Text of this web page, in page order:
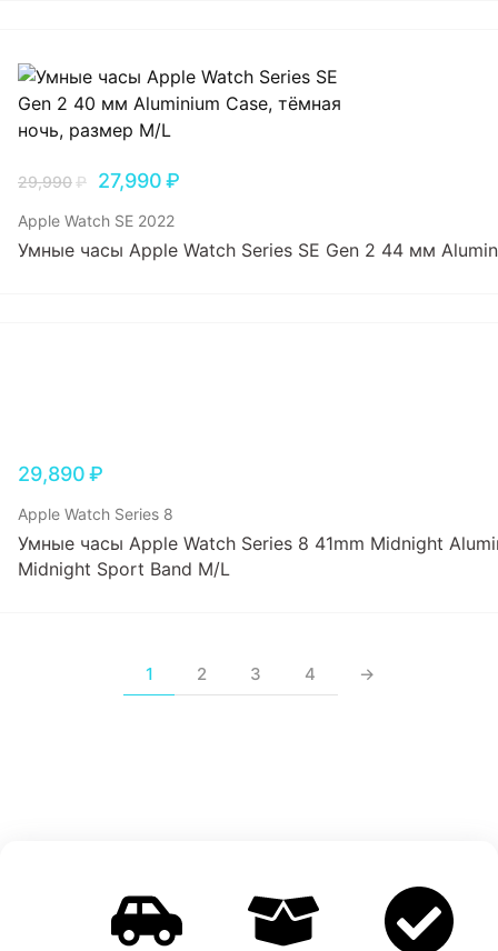
29,990₽ 27,990₽
Apple Watch SE 2022
Умные часы Apple Watch Series SE Gen 2 44 мм
29,890₽
Apple Watch Series 8
Умные часы Apple Watch Series 8 41mm Midnight
Midnight Sport Band M/L
1 2 3 4 →